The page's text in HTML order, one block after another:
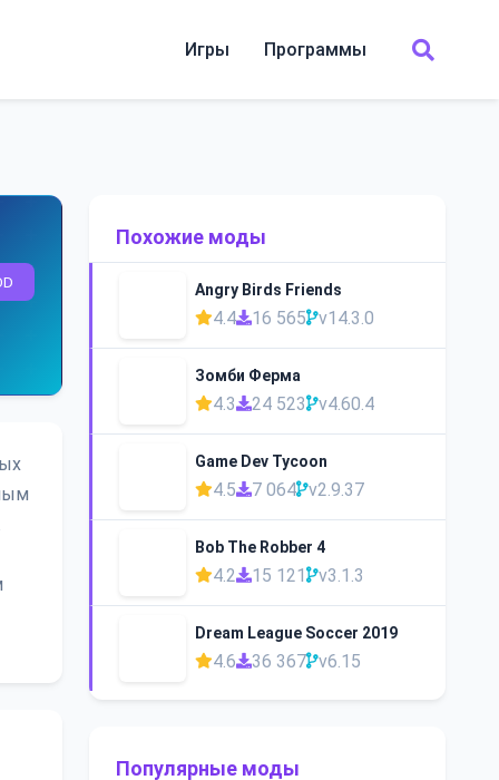
Игры Программы
Похожие моды
Angry Birds Friends
4.4 16 565 v14.3.0
Зомби Ферма
4.3 24 523 v4.60.4
Game Dev Tycoon
4.5 7 064 v2.9.37
Bob The Robber 4
4.2 15 121 v3.1.3
Dream League Soccer 2019
4.6 36 367 v6.15
Популярные моды